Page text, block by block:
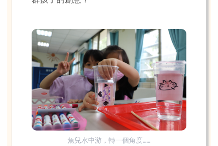
魚兒水中游，轉一個角度……